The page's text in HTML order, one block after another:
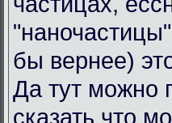
бы вернее)
Да тут можно
сказать что